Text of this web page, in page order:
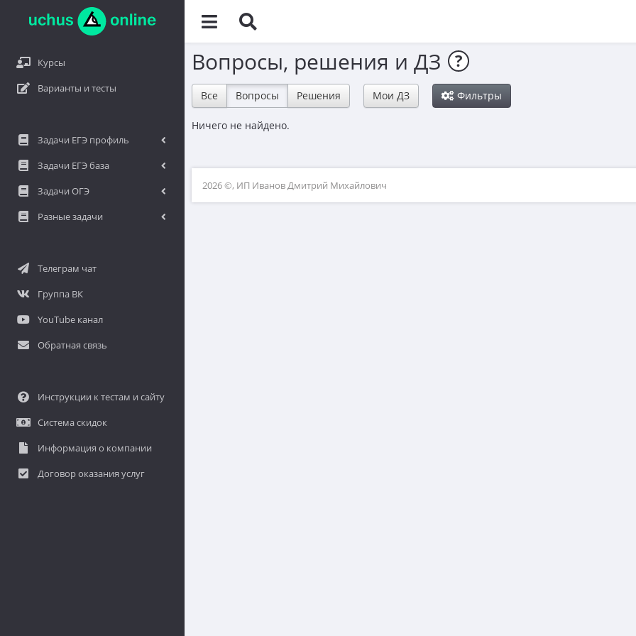
Курсы
Варианты и тесты
Задачи ЕГЭ профиль
Задачи ЕГЭ база
Задачи ОГЭ
Разные задачи
Телеграм чат
Группа ВК
YouTube канал
Обратная связь
Инструкции к тестам и сайту
Система скидок
Информация о компании
Договор оказания услуг
Вопросы, решения и ДЗ ?
Все Вопросы Решения Мои ДЗ Фильтры
Ничего не найдено.
2026 ©, ИП Иванов Дмитрий Михайлович